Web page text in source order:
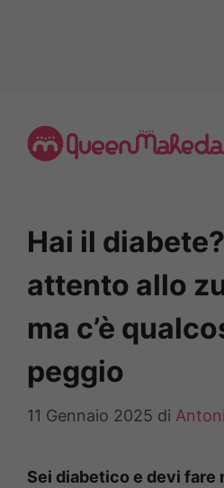
contenuto
Hai il
attento allo
ma c’è
peggio
11 Gennaio 2025 di
Sei diabetico e devi fare